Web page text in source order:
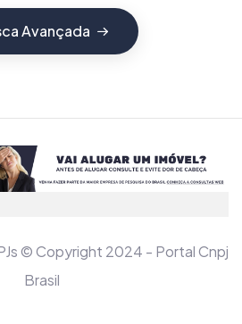
Avançada
© Copyright 2024 - Portal Cnpj
Brasil